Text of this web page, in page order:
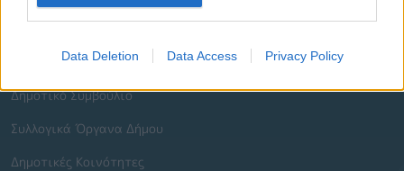
Data Deletion Data Access Privacy Policy
Αντιδήμαρχοι
Δημοτικό Συμβούλιο
Συλλογικά Όργανα Δήμου
Δημοτικές Κοινότητες